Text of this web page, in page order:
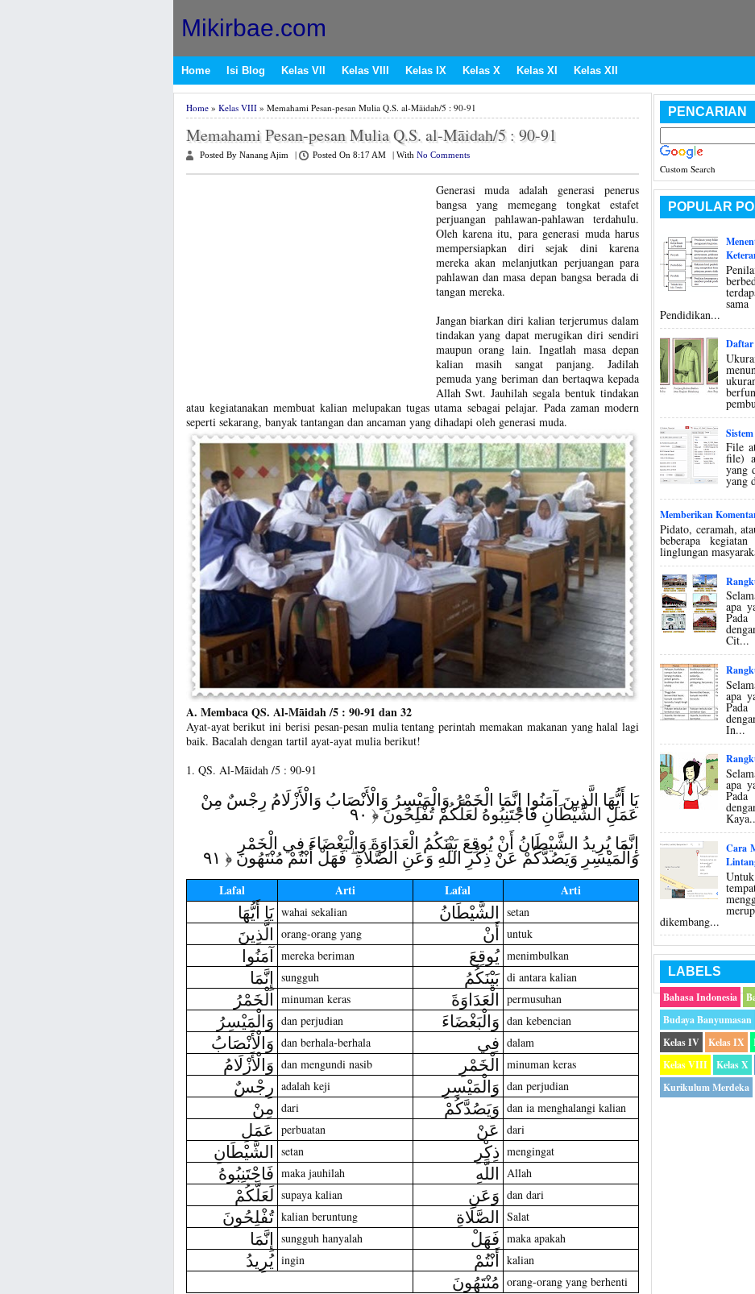
Mikirbae.com
Home Isi Blog Kelas VII Kelas VIII Kelas IX Kelas X Kelas XI Kelas XII
Home» Kelas VIII» Memahami Pesan-pesan Mulia Q.S. al-Māidah/5 : 90-91
Memahami Pesan-pesan Mulia Q.S. al-Māidah/5 : 90-91
Posted By Nanang Ajim Posted On 8:17 AM With No Comments
Generasi muda adalah generasi penerus
bangsa yang memegang tongkat estafet
perjuangan pahlawan-pahlawan terdahulu.
Oleh karena itu, para generasi muda harus
mempersiapkan diri sejak dini karena
mereka akan melanjutkan perjuangan para
pahlawan dan masa depan bangsa berada di
tangan mereka.
Jangan biarkan diri kalian terjerumus dalam
tindakan yang dapat merugikan diri sendiri
maupun orang lain. Ingatlah masa depan
kalian masih sangat panjang. Jadilah
pemuda yang beriman dan bertaqwa kepada
Allah Swt. Jauhilah segala bentuk tindakan
atau kegiatanakan membuat kalian melupakan tugas utama sebagai pelajar. Pada zaman modern
seperti sekarang, banyak tantangan dan ancaman yang dihadapi oleh generasi muda.
A. Membaca QS. Al-Māidah /5 : 90-91 dan 32
Ayat-ayat berikut ini berisi pesan-pesan mulia tentang perintah memakan makanan yang halal lagi
baik. Bacalah dengan tartil ayat-ayat mulia berikut!
1. QS. Al-Māidah /5 : 90-91
يَا أَيُّهَا الَّذِينَ آمَنُوا إِنَّمَا الْخَمْرُ وَالْمَيْسِرُ وَالْأَنْصَابُ وَالْأَزْلَامُ رِجْسٌ مِنْ
عَمَلِ الشَّيْطَانِ فَاجْتَنِبُوهُ لَعَلَّكُمْ تُفْلِحُونَ ﴿ ٩٠
إِنَّمَا يُرِيدُ الشَّيْطَانُ أَنْ يُوقِعَ بَيْنَكُمُ الْعَدَاوَةَ وَالْبَغْضَاءَ فِي الْخَمْرِ
وَالْمَيْسِرِ وَيَصُدَّكُمْ عَنْ ذِكْرِ اللَّهِ وَعَنِ الصَّلَاةِ ۖ فَهَلْ أَنْتُمْ مُنْتَهُونَ ﴿ ٩١
Lafal Arti Lafal Arti
يَا أَيُّهَا wahai sekalian الشَّيْطَانُ setan
الَّذِينَ orang-orang yang أَنْ untuk
آمَنُوا mereka beriman يُوقِعَ menimbulkan
إِنَّمَا sungguh بَيْنَكُمُ di antara kalian
الْخَمْرُ minuman keras الْعَدَاوَةَ permusuhan
وَالْمَيْسِرُ dan perjudian وَالْبَغْضَاءَ dan kebencian
وَالْأَنْصَابُ dan berhala-berhala فِي dalam
وَالْأَزْلَامُ dan mengundi nasib الْخَمْرِ minuman keras
رِجْسٌ adalah keji وَالْمَيْسِرِ dan perjudian
مِنْ dari وَيَصُدَّكُمْ dan ia menghalangi kalian
عَمَلِ perbuatan عَنْ dari
الشَّيْطَانِ setan ذِكْرِ mengingat
فَاجْتَنِبُوهُ maka jauhilah اللَّهِ Allah
لَعَلَّكُمْ supaya kalian وَعَنِ dan dari
تُفْلِحُونَ kalian beruntung الصَّلَاةِ Salat
إِنَّمَا sungguh hanyalah فَهَلْ maka apakah
يُرِيدُ ingin أَنْتُمْ kalian
مُنْتَهُونَ orang-orang yang berhenti
PENCARIAN
Custom Search
POPULAR
Pendidikan...
File
file)
yang
yang
Memberikan
Pidato, ceramah,
beberapa
linglungan
apa
Cit...
apa
In...
apa
Cara
dikembang...
LABELS
Bahasa Indonesia
Budaya Banyumasan
Kelas IV
Kelas IX
Kelas VIII
Kelas X
Kurikulum Merdeka